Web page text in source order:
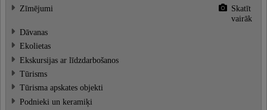
Zīmējumi
Skatīt
vairāk
Dāvanas
Ekolietas
Ekskursijas ar līdzdarbošanos
Tūrisms
Tūrisma apskates objekti
Podnieki un keramiķi